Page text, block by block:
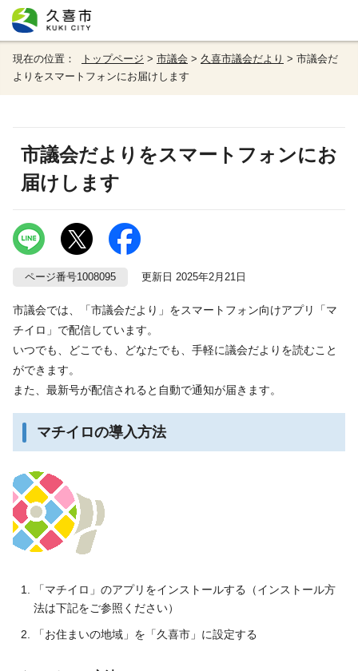
現在の位置： トップページ > 市議会 > 久喜市議会だより > 市議会だ
よりをスマートフォンにお届けします
市議会だよりをスマートフォンにお
届けします
ページ番号1008095 更新日 2025年2月21日
市議会では、「市議会だより」をスマートフォン向けアプリ「マ
チイロ」で配信しています。
いつでも、どこでも、どなたでも、手軽に議会だよりを読むこと
ができます。
また、最新号が配信されると自動で通知が届きます。
マチイロの導入方法
「マチイロ」のアプリをインストールする（インストール方
法は下記をご参照ください）
「お住まいの地域」を「久喜市」に設定する